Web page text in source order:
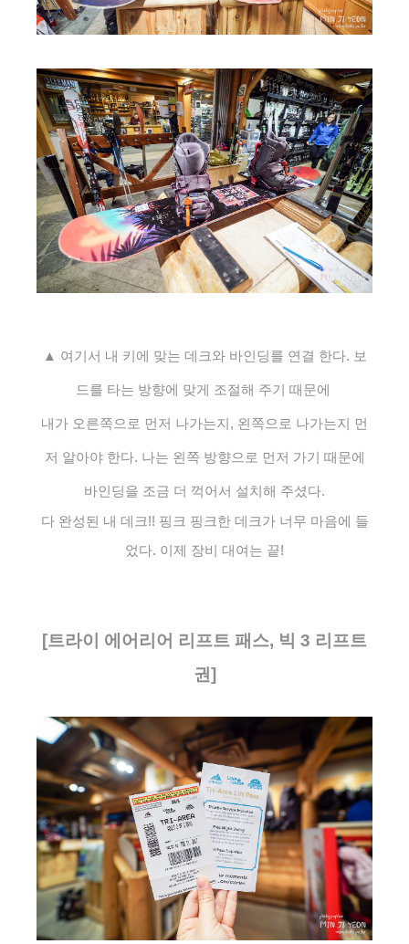
▲ 여기서 내 키에 맞는 데크와 바인딩를 연결 한다. 보
드를 타는 방향에 맞게 조절해 주기 때문에
내가 오른쪽으로 먼저 나가는지, 왼쪽으로 나가는지 먼
저 알아야 한다. 나는 왼쪽 방향으로 먼저 가기 때문에
바인딩을 조금 더 꺽어서 설치해 주셨다.
다 완성된 내 데크!! 핑크 핑크한 데크가 너무 마음에 들
었다. 이제 장비 대여는 끝!
[트라이 에어리어 리프트 패스, 빅 3 리프트
권]